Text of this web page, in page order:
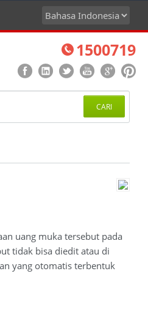
1500719
CARI
uang muka tersebut pada
tidak bisa diedit atau di
yang otomatis terbentuk